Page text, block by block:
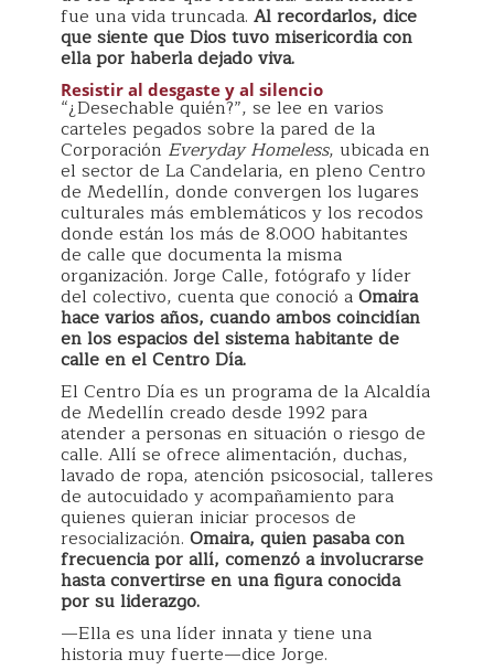
fue una vida truncada. Al recordarlos, dice
que siente que Dios tuvo misericordia con
ella por haberla dejado viva.
Resistir al desgaste y al silencio
“¿Desechable quién?”, se lee en varios
carteles pegados sobre la pared de la
Corporación Everyday Homeless, ubicada en
el sector de La Candelaria, en pleno Centro
de Medellín, donde convergen los lugares
culturales más emblemáticos y los recodos
donde están los más de 8.000 habitantes
de calle que documenta la misma
organización. Jorge Calle, fotógrafo y líder
del colectivo, cuenta que conoció aOmaira
hace varios años, cuando ambos coincidían
en los espacios del sistema habitante de
calle en el Centro Día.
El Centro Día es un programa de la Alcaldía
de Medellín creado desde 1992 para
atender a personas en situación o riesgo de
calle. Allí se ofrece alimentación, duchas,
lavado de ropa, atención psicosocial, talleres
de autocuidado y acompañamiento para
quienes quieran iniciar procesos de
resocialización. Omaira, quien pasaba con
frecuencia por allí, comenzó a involucrarse
hasta convertirse en una figura conocida
por su liderazgo.
—Ella es una líder innata y tiene una
historia muy fuerte—dice Jorge.